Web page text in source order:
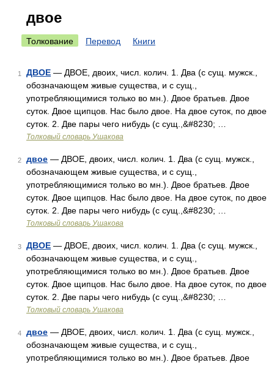
двое
Толкование Перевод Книги
1 ДВОЕ — ДВОЕ, двоих, числ. колич. 1. Два (с сущ. мужск.,
обозначающем живые существа, и с сущ.,
употребляющимися только во мн.). Двое братьев. Двое
суток. Двое щипцов. Нас было двое. На двое суток, по двое
суток. 2. Две пары чего нибудь (с сущ.,&#8230; …
Толковый словарь Ушакова
2 двое — ДВОЕ, двоих, числ. колич. 1. Два (с сущ. мужск.,
обозначающем живые существа, и с сущ.,
употребляющимися только во мн.). Двое братьев. Двое
суток. Двое щипцов. Нас было двое. На двое суток, по двое
суток. 2. Две пары чего нибудь (с сущ.,&#8230; …
Толковый словарь Ушакова
3 ДВОЕ — ДВОЕ, двоих, числ. колич. 1. Два (с сущ. мужск.,
обозначающем живые существа, и с сущ.,
употребляющимися только во мн.). Двое братьев. Двое
суток. Двое щипцов. Нас было двое. На двое суток, по двое
суток. 2. Две пары чего нибудь (с сущ.,&#8230; …
Толковый словарь Ушакова
4 двое — ДВОЕ, двоих, числ. колич. 1. Два (с сущ. мужск.,
обозначающем живые существа, и с сущ.,
употребляющимися только во мн.). Двое братьев. Двое